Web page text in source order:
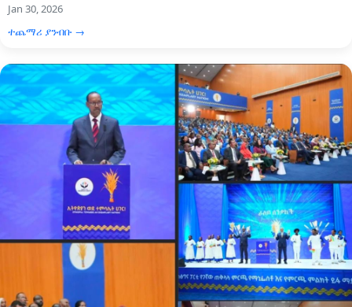
Jan 30, 2026
ተጨማሪ ያንብቡ →